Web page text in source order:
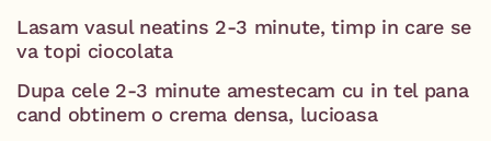
Lasam vasul neatins 2-3 minute, timp in care se
va topi ciocolata
Dupa cele 2-3 minute amestecam cu in tel pana
cand obtinem o crema densa, lucioasa